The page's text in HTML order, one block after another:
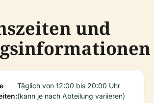
und
Täglich von 12:00 bis 20:00 Uhr
(kann je nach Abteilung variieren)